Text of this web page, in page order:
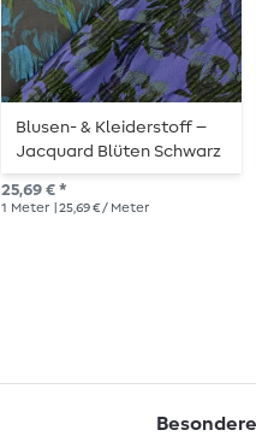
Blusen- & Kleiderstoff –
Jacquard Blüten Schwarz
Türkis
25,69 € *
1 Meter | 25,69 € / Meter